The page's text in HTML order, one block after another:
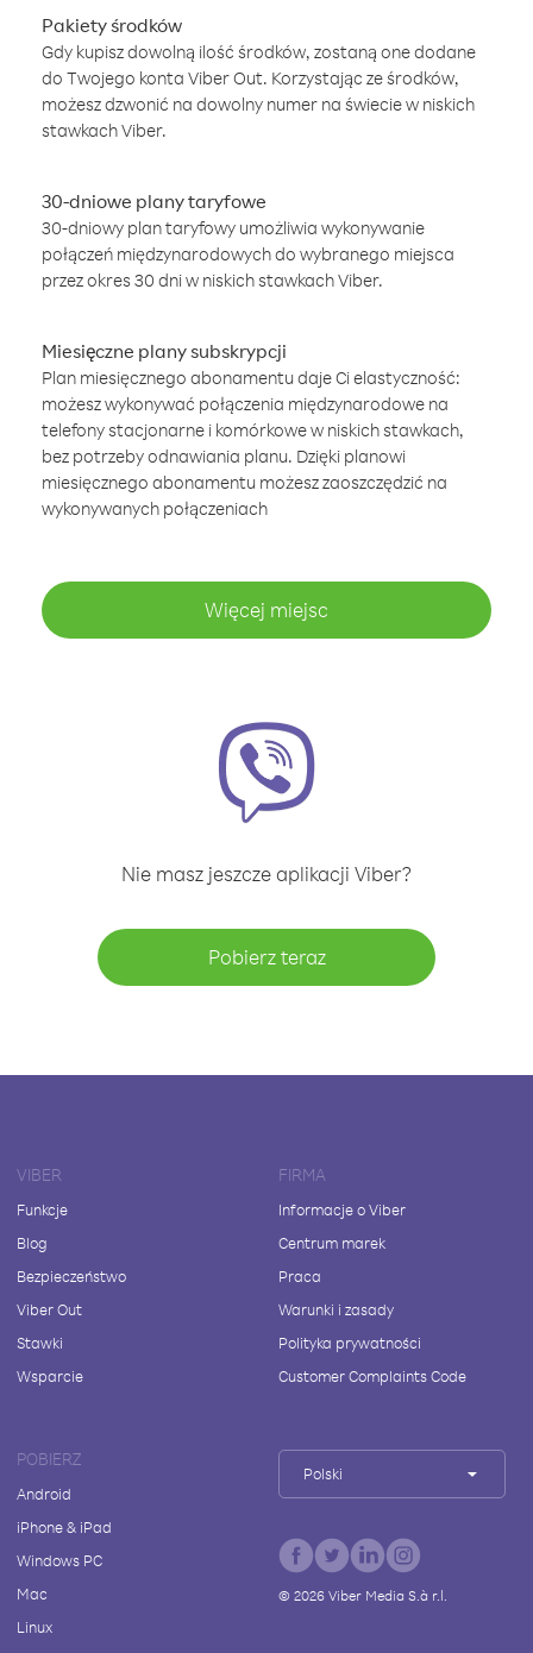
Pakiety środków
Gdy kupisz dowolną ilość środków, zostaną one dodane
do Twojego konta Viber Out. Korzystając ze środków,
możesz dzwonić na dowolny numer na świecie w niskich
stawkach Viber.
30-dniowe plany taryfowe
30-dniowy plan taryfowy umożliwia wykonywanie
połączeń międzynarodowych do wybranego miejsca
przez okres 30 dni w niskich stawkach Viber.
Miesięczne plany subskrypcji
Plan miesięcznego abonamentu daje Ci elastyczność:
możesz wykonywać połączenia międzynarodowe na
telefony stacjonarne i komórkowe w niskich stawkach,
bez potrzeby odnawiania planu. Dzięki planowi
miesięcznego abonamentu możesz zaoszczędzić na
wykonywanych połączeniach
Więcej miejsc
Nie masz jeszcze aplikacji Viber?
Pobierz teraz
VIBER
Funkcje
Blog
Bezpieczeństwo
Viber Out
Stawki
Wsparcie
FIRMA
Informacje o Viber
Centrum marek
Praca
Warunki i zasady
Polityka prywatności
Customer Complaints Code
POBIERZ
Android
iPhone & iPad
Windows PC
Mac
Linux
Polski
© 2026Viber Media S.à r.l.